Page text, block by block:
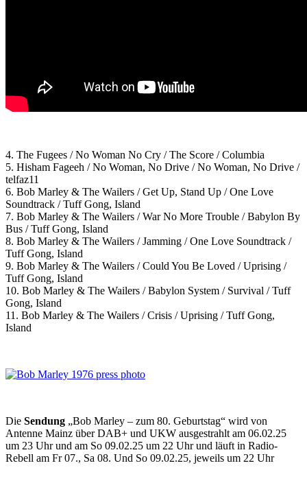
4. The Fugees / No Woman No Cry / The Score / Columbia
5. Hisham Fageeh / No Woman, No Drive / No Woman, No Drive /
telfaz11
6. Bob Marley & The Wailers / Get Up, Stand Up / One Love
Soundtrack / Tuff Gong, Island
7. Bob Marley & The Wailers / War No More Trouble / Babylon By
Bus / Tuff Gong, Island
8. Bob Marley & The Wailers / Jamming / One Love Soundtrack /
Tuff Gong, Island
9. Bob Marley & The Wailers / Could You Be Loved / Uprising /
Tuff Gong, Island
10. Bob Marley & The Wailers / Babylon System / Survival / Tuff
Gong, Island
11. Bob Marley & The Wailers / Crisis / Uprising / Tuff Gong,
Island
Die Sendung „Bob Marley – zum 80. Geburtstag“ wird von
Antenne Mainz über DAB+ und UKW ausgestrahlt am 06.02.25
um 23 Uhr und am So 09.02.25 um 22 Uhr und läuft in Radio-
Rebell am Fr 07., Sa 08. Und So 09.02.25, jeweils um 22 Uhr